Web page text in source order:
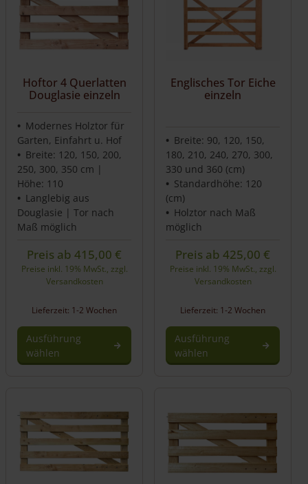
Hoftor 4 Querlatten
Douglasie einzeln
Modernes Holztor für
Garten, Einfahrt u. Hof
Breite: 120, 150, 200,
250, 300, 350 cm |
Höhe: 110
Langlebig aus
Douglasie | Tor nach
Maß möglich
Preis ab 415,00 €
Preise inkl. 19% MwSt., zzgl.
Versandkosten
Lieferzeit: 1-2 Wochen
Ausführung
wählen
Englisches Tor Eiche
einzeln
Breite: 90, 120, 150,
180, 210, 240, 270, 300,
330 und 360 (cm)
Standardhöhe: 120
(cm)
Holztor nach Maß
möglich
Preis ab 425,00 €
Preise inkl. 19% MwSt., zzgl.
Versandkosten
Lieferzeit: 1-2 Wochen
Ausführung
wählen